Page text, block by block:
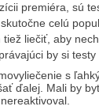
premiéra, sú
celú
liečiť, aby
by si testy
s
ďalej. Mali by